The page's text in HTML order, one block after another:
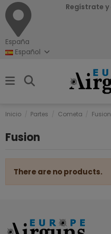
España
Regístrate y
Español
Inicio Partes Cometa Fusion
Fusion
There are no products.